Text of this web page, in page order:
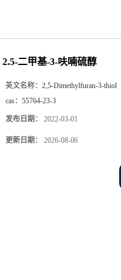
2.5-二甲基-3-呋喃硫醇
英文名称： 2,5-Dimethylfuran-3-thiol
cas： 55764-23-3
发布日期： 2022-03-01
更新日期： 2026-08-06